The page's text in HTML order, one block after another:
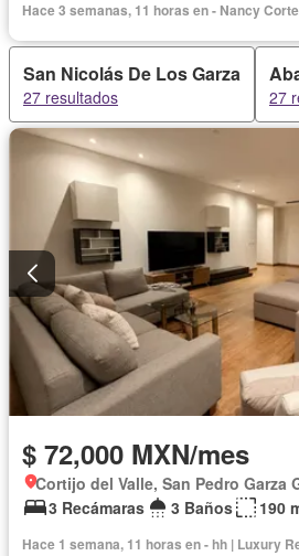
Vista panorámica
Wifi
Hace 3 semanas, 11 horas en - Nancy
San Nicolás De Los Garza
27 resultados 27
$ 72,000 MXN/mes
Cortijo del Valle, San Pedro Garza
3 Recámaras
3 Baños 190
Hace 1 semana, 11 horas en - hh | Luxury